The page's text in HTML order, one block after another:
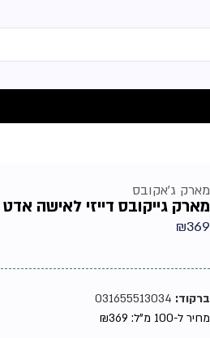
מארק ג'אקובס
מארק גייקובס דייזי לאישה אדט 100מל
₪369
ברקוד:
מחיר ל-100 מ"ל:
₪369